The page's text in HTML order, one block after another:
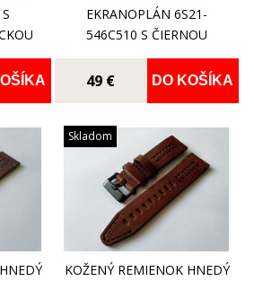
EKRANOPLÁN 6S21-
546C510 S ČIERNOU
PRACKOU
49 € DO KOŠÍKA
Skladom
KOŽENÝ REMIENOK HNEDÝ